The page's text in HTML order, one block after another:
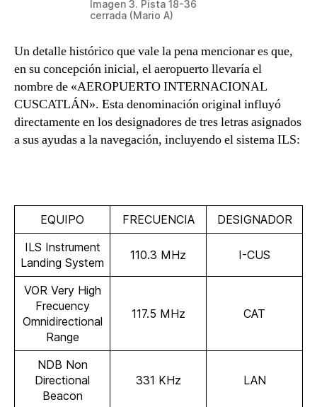
Imagen 3. Pista 18-36
cerrada (Mario A)
Un detalle histórico que vale la pena mencionar es que,
en su concepción inicial, el aeropuerto llevaría el
nombre de «AEROPUERTO INTERNACIONAL
CUSCATLÁN». Esta denominación original influyó
directamente en los designadores de tres letras asignados
a sus ayudas a la navegación, incluyendo el sistema ILS:
EQUIPO FRECUENCIA
DESIGNADOR
ILS Instrument
Landing System
110.3 MHz I-CUS
VOR Very High
Frecuency
Omnidirectional
Range
117.5 MHz CAT
NDB Non
Directional
Beacon
331 KHz LAN